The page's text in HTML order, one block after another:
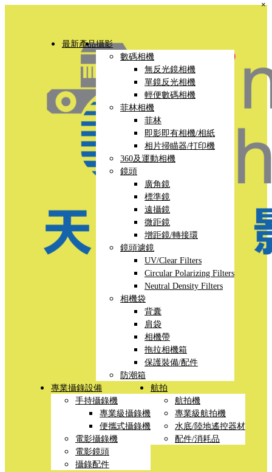
最新產品攝影
數碼相機
無反光鏡相機
單鏡反光相機
輕便數碼相機
菲林相機
菲林
即影即有相機/相紙
相片掃瞄器/打印機
360及運動相機
鏡頭
廣角鏡
標準鏡
遠攝鏡
微距鏡
增距鏡/轉接環
鏡頭濾鏡
UV/Clear Filters
Circular Polarizing Filters
Neutral Density Filters
相機袋
背囊
肩袋
相機帶
拖拉相機箱
保護裝備/配件
防潮箱
專業攝錄設備
手持攝錄機
專業級攝錄機
便攜式攝錄機
電影攝錄機
電影鏡頭
攝錄配件
航拍
航拍機
專業級航拍機
水底/陸地遙控器材
配件/消耗品
×